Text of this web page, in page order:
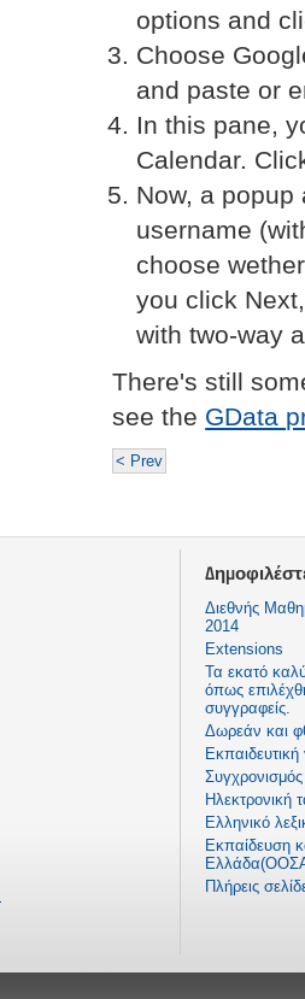
options and
Choose
and paste or
In this pane,
Calendar.
Now, a
username
choose
you click Next
with two-way
There's still
see the GData
< Prev
Διεθνής
2014
Extensions
Τα εκατό
όπως
συγγραφείς.
Δωρεάν και
Ηλεκτρονική
Ελληνικό
Εκπαίδευση
Πλήρεις